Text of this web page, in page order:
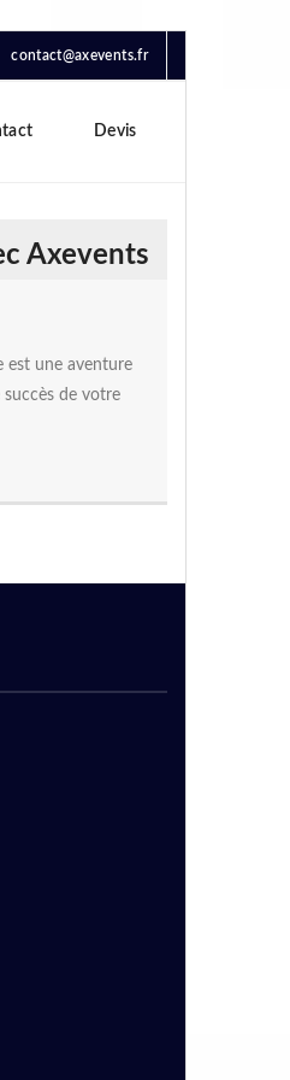
contact@axevents.fr
Devis
Axevents
est une aventure
succès de votre